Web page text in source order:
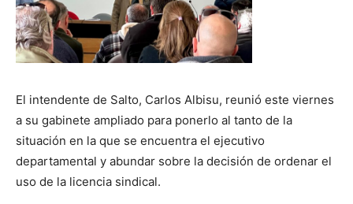
El intendente de Salto, Carlos Albisu, reunió este viernes
a su gabinete ampliado para ponerlo al tanto de la
situación en la que se encuentra el ejecutivo
departamental y abundar sobre la decisión de ordenar el
uso de la licencia sindical.